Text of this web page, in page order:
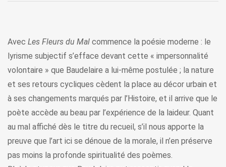
Avec Les Fleurs du Mal commence la poésie moderne : le
lyrisme subjectif s’efface devant cette « impersonnalité
volontaire » que Baudelaire a lui-même postulée ; la nature
et ses retours cycliques cèdent la place au décor urbain et
à ses changements marqués par l’Histoire, et il arrive que le
poète accède au beau par l’expérience de la laideur. Quant
au mal affiché dès le titre du recueil, s’il nous apporte la
preuve que l’art ici se dénoue de la morale, il n’en préserve
pas moins la profonde spiritualité des poèmes.